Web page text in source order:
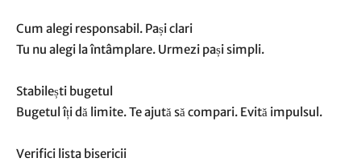
Cum alegi responsabil. Pași clari
Tu nu alegi la întâmplare. Urmezi pași simpli.
Stabilești bugetul
Bugetul îți dă limite. Te ajută să compari. Evită impulsul.
Verifici lista bisericii